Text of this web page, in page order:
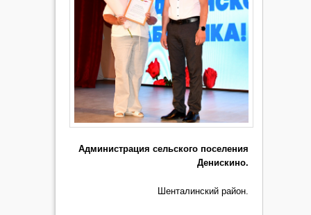
Администрация сельского поселения
Денискино.
Шенталинский район.